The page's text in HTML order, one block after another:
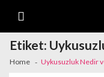
Etiket:
Home Uykusuzluk Nedir